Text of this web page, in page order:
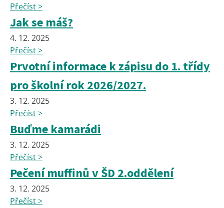
Přečíst >
Jak se máš?
4. 12. 2025
Přečíst >
Prvotní informace k zápisu do 1. třídy
pro školní rok 2026/2027.
3. 12. 2025
Přečíst >
Buďme kamarádi
3. 12. 2025
Přečíst >
Pečení muffinů v ŠD 2.oddělení
3. 12. 2025
Přečíst >